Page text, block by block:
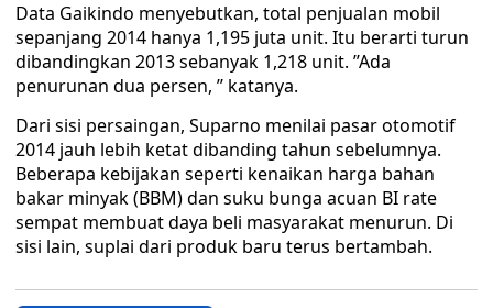
Data Gaikindo menyebutkan, total penjualan mobil
sepanjang 2014 hanya 1,195 juta unit. Itu berarti turun
dibandingkan 2013 sebanyak 1,218 unit. ’’Ada
penurunan dua persen, ’’ katanya.
Dari sisi persaingan, Suparno menilai pasar otomotif
2014 jauh lebih ketat dibanding tahun sebelumnya.
Beberapa kebijakan seperti kenaikan harga bahan
bakar minyak (BBM) dan suku bunga acuan BI rate
sempat membuat daya beli masyarakat menurun. Di
sisi lain, suplai dari produk baru terus bertambah.